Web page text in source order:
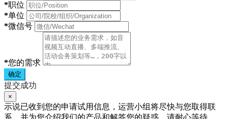
*职位
*单位
*微信号
*您的需求
确定
提交成功
×
示说已收到您的申请试用信息，运营小组将尽快与您取得联